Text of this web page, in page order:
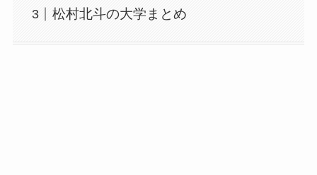
松村北斗の大学まとめ